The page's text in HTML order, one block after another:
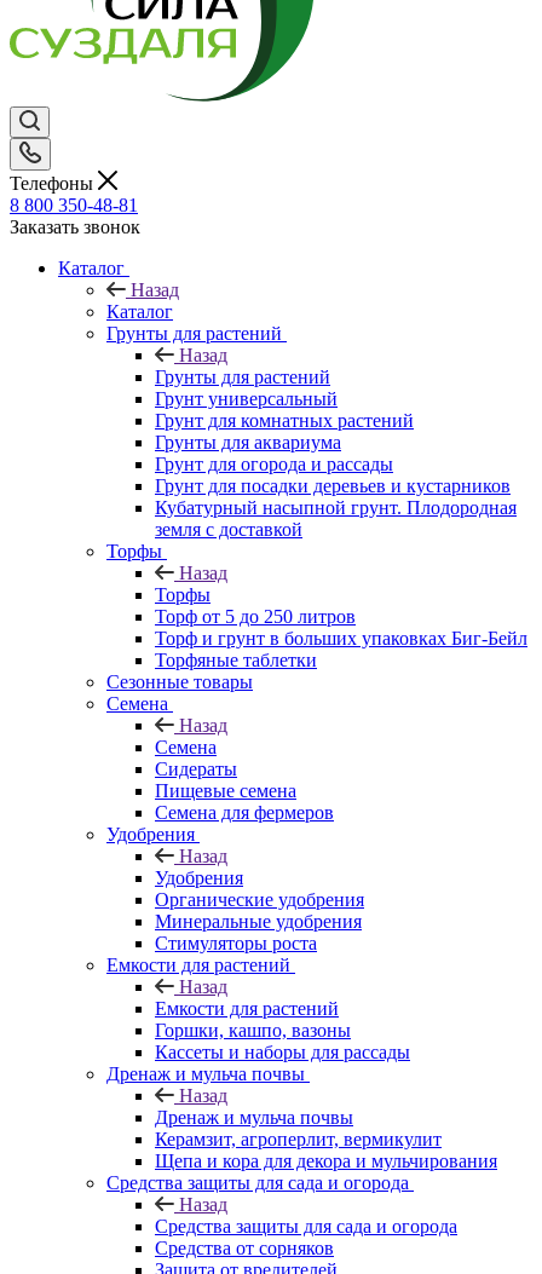
Телефоны
8 800 350-48-81
Заказать звонок
Каталог
Назад
Каталог
Грунты для растений
Назад
Грунты для растений
Грунт универсальный
Грунт для комнатных растений
Грунты для аквариума
Грунт для огорода и рассады
Грунт для посадки деревьев и кустарников
Кубатурный насыпной грунт. Плодородная
земля с доставкой
Торфы
Назад
Торфы
Торф от 5 до 250 литров
Торф и грунт в больших упаковках Биг-Бейл
Торфяные таблетки
Сезонные товары
Семена
Назад
Семена
Сидераты
Пищевые семена
Семена для фермеров
Удобрения
Назад
Удобрения
Органические удобрения
Минеральные удобрения
Стимуляторы роста
Емкости для растений
Назад
Емкости для растений
Горшки, кашпо, вазоны
Кассеты и наборы для рассады
Дренаж и мульча почвы
Назад
Дренаж и мульча почвы
Керамзит, агроперлит, вермикулит
Щепа и кора для декора и мульчирования
Средства защиты для сада и огорода
Назад
Средства защиты для сада и огорода
Средства от сорняков
Защита от вредителей